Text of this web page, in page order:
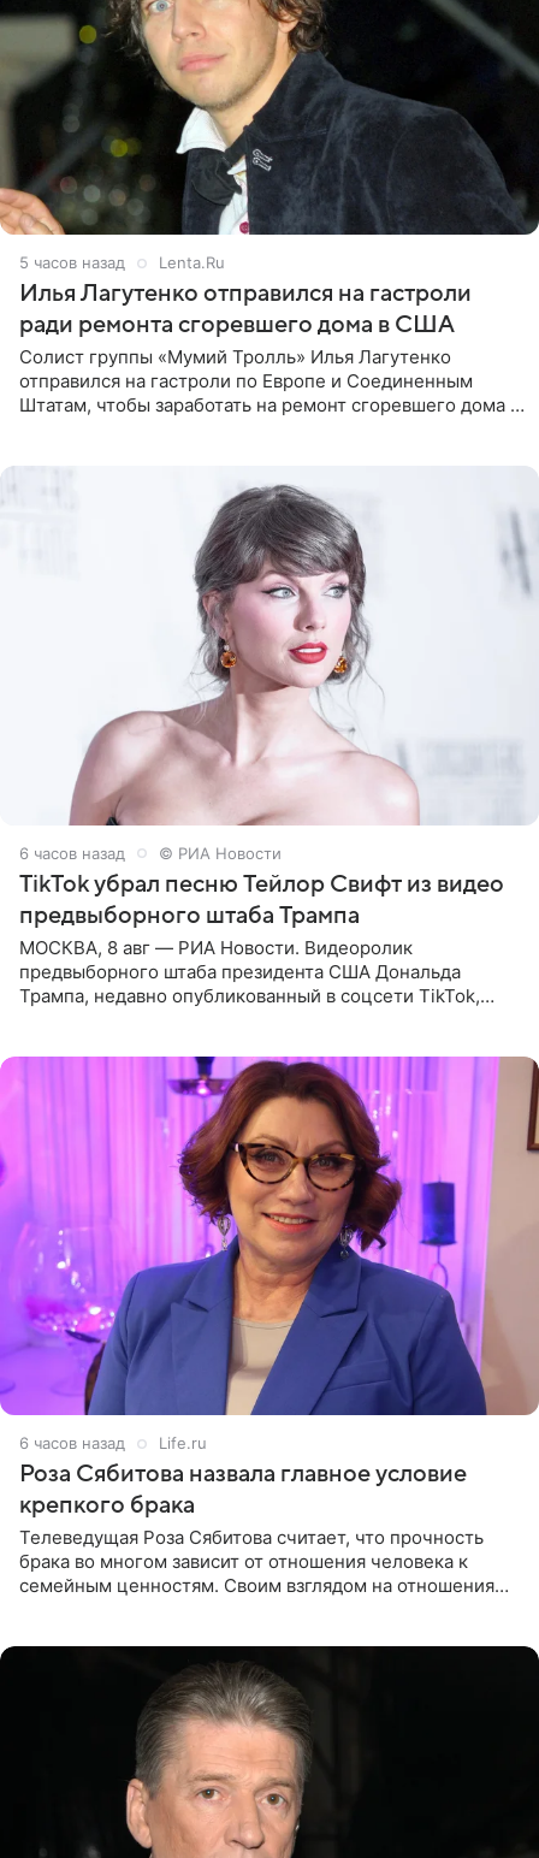
5 часов назад Lenta.Ru
Илья Лагутенко отправился на гастроли
ради ремонта сгоревшего дома в США
Солист группы «Мумий Тролль» Илья Лагутенко
отправился на гастроли по Европе и Соединенным
Штатам, чтобы заработать на ремонт сгоревшего дома в
6 часов назад © РИА Новости
TikTok убрал песню Тейлор Свифт из видео
предвыборного штаба Трампа
МОСКВА, 8 авг — РИА Новости. Видеоролик
предвыборного штаба президента США Дональда
Трампа, недавно опубликованный в соцсети TikTok,
6 часов назад Life.ru
Роза Сябитова назвала главное условие
крепкого брака
Телеведущая Роза Сябитова считает, что прочность
брака во многом зависит от отношения человека к
семейным ценностям. Своим взглядом на отношения